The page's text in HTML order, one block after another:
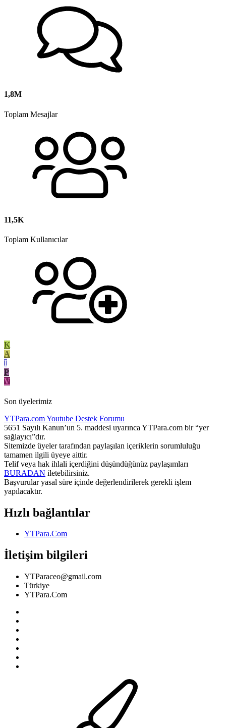
1,8M
Toplam Mesajlar
11,5K
Toplam Kullanıcılar
K
A
I
P
V
Son üyelerimiz
YTPara.comYoutube Destek Forumu
5651 Sayılı Kanun’un 5. maddesi uyarınca YTPara.com bir “yer
sağlayıcı”dır.
Sitemizde üyeler tarafından paylaşılan içeriklerin sorumluluğu
tamamen ilgili üyeye aittir.
Telif veya hak ihlali içerdiğini düşündüğünüz paylaşımları
BURADAN iletebilirsiniz.
Başvurular yasal süre içinde değerlendirilerek gerekli işlem
yapılacaktır.
Hızlı bağlantılar
YTPara.Com
İletişim bilgileri
YTParaceo@gmail.com
Türkiye
YTPara.Com